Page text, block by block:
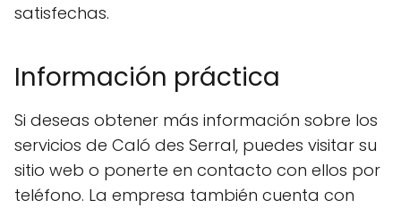
satisfechas.
Información práctica
Si deseas obtener más información sobre los
servicios de Caló des Serral, puedes visitar su
sitio web o ponerte en contacto con ellos por
teléfono. La empresa también cuenta con